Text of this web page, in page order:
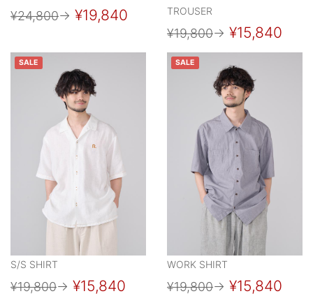
¥24,800→ ¥19,840 TROUSER
¥19,800→ ¥15,840
SALE
S/S SHIRT
¥19,800→ ¥15,840
SALE
WORK SHIRT
¥19,800→ ¥15,840